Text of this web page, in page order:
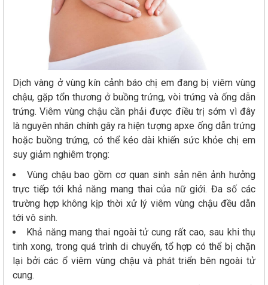
Dịch vàng ở vùng kín cảnh báo chị em đang bị viêm vùng
chậu, gặp tổn thương ở buồng trứng, vòi trứng và ống dẫn
trứng. Viêm vùng chậu cần phải được điều trị sớm vì đây
là nguyên nhân chính gây ra hiện tượng apxe ống dẫn trứng
hoặc buồng trứng, có thể kéo dài khiến sức khỏe chị em
suy giảm nghiêm trọng:
Vùng chậu bao gồm cơ quan sinh sản nên ảnh hưởng
trực tiếp tới khả năng mang thai của nữ giới. Đa số các
trường hợp không kịp thời xử lý viêm vùng chậu đều dẫn
tới vô sinh.
Khả năng mang thai ngoài tử cung rất cao, sau khi thụ
tinh xong, trong quá trình di chuyển, tổ hợp có thể bị chặn
lại bởi các ổ viêm vùng chậu và phát triển bên ngoài tử
cung.